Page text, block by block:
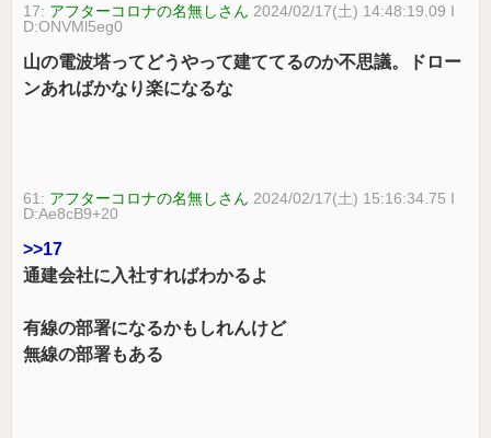
17: アフターコロナの名無しさん 2024/02/17(土) 14:48:19.09 I
D:ONVMl5eg0
山の電波塔ってどうやって建ててるのか不思議。ドロー
ンあればかなり楽になるな
61: アフターコロナの名無しさん 2024/02/17(土) 15:16:34.75 I
D:Ae8cB9+20
>>17
通建会社に入社すればわかるよ
有線の部署になるかもしれんけど
無線の部署もある